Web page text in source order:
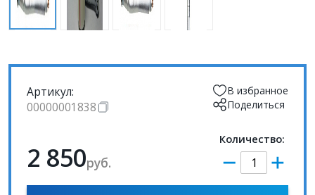
Артикул:
00000001838
В избранное
Поделиться
2 850руб.
Количество: